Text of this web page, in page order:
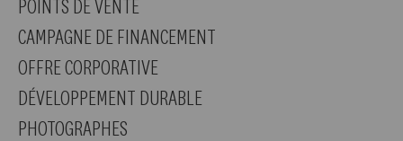
POINTS DE VENTE
CAMPAGNE DE FINANCEMENT
OFFRE CORPORATIVE
DÉVELOPPEMENT DURABLE
PHOTOGRAPHES